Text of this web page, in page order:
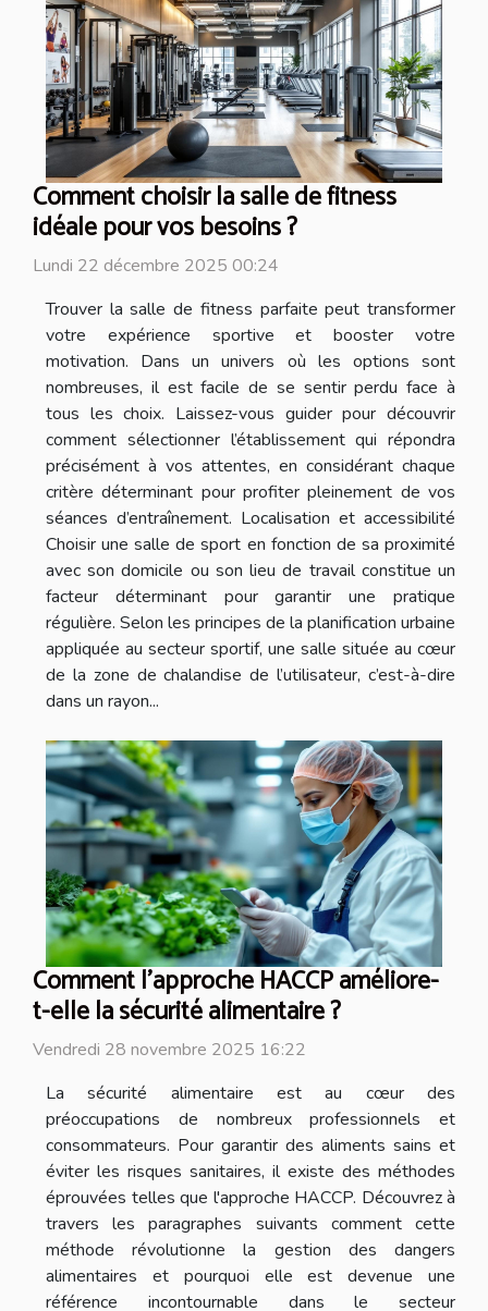
Comment choisir la salle de fitness
idéale pour vos besoins ?
Lundi 22 décembre 2025 00:24
Trouver la salle de fitness parfaite peut transformer
votre expérience sportive et booster votre
motivation. Dans un univers où les options sont
nombreuses, il est facile de se sentir perdu face à
tous les choix. Laissez-vous guider pour découvrir
comment sélectionner l’établissement qui répondra
précisément à vos attentes, en considérant chaque
critère déterminant pour profiter pleinement de vos
séances d’entraînement. Localisation et accessibilité
Choisir une salle de sport en fonction de sa proximité
avec son domicile ou son lieu de travail constitue un
facteur déterminant pour garantir une pratique
régulière. Selon les principes de la planification urbaine
appliquée au secteur sportif, une salle située au cœur
de la zone de chalandise de l’utilisateur, c’est-à-dire
dans un rayon...
Comment l'approche HACCP améliore-
t-elle la sécurité alimentaire ?
Vendredi 28 novembre 2025 16:22
La sécurité alimentaire est au cœur des
préoccupations de nombreux professionnels et
consommateurs. Pour garantir des aliments sains et
éviter les risques sanitaires, il existe des méthodes
éprouvées telles que l'approche HACCP. Découvrez à
travers les paragraphes suivants comment cette
méthode révolutionne la gestion des dangers
alimentaires et pourquoi elle est devenue une
référence incontournable dans le secteur